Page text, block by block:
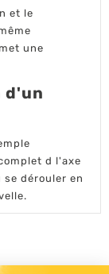
et le
une
d'un
d l'axe
dérouler en